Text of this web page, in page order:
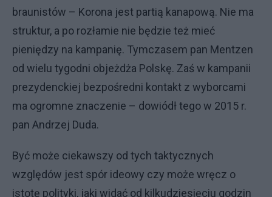
braunistów – Korona jest partią kanapową. Nie ma
struktur, a po rozłamie nie będzie też mieć
pieniędzy na kampanię. Tymczasem pan Mentzen
od wielu tygodni objeżdża Polskę. Zaś w kampanii
prezydenckiej bezpośredni kontakt z wyborcami
ma ogromne znaczenie – dowiódł tego w 2015 r.
pan Andrzej Duda.
Być może ciekawszy od tych taktycznych
względów jest spór ideowy czy może wręcz o
istotę polityki, jaki widać od kilkudziesięciu godzin